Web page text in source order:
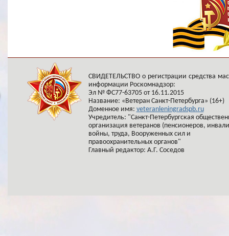
СВИДЕТЕЛЬСТВО о регистрации средства
информации Роскомнадзор:
Эл № ФС77-63705 от 16.11.2015
Название: «Ветеран Санкт-Петербурга» (16+)
Доменное имя: veteranleningradspb.ru
Учредитель: "Санкт-Петербургская
организация ветеранов (пенсионеров,
войны, труда, Вооруженных сил и
правоохранительных органов"
Главный редактор: А.Г. Соседов